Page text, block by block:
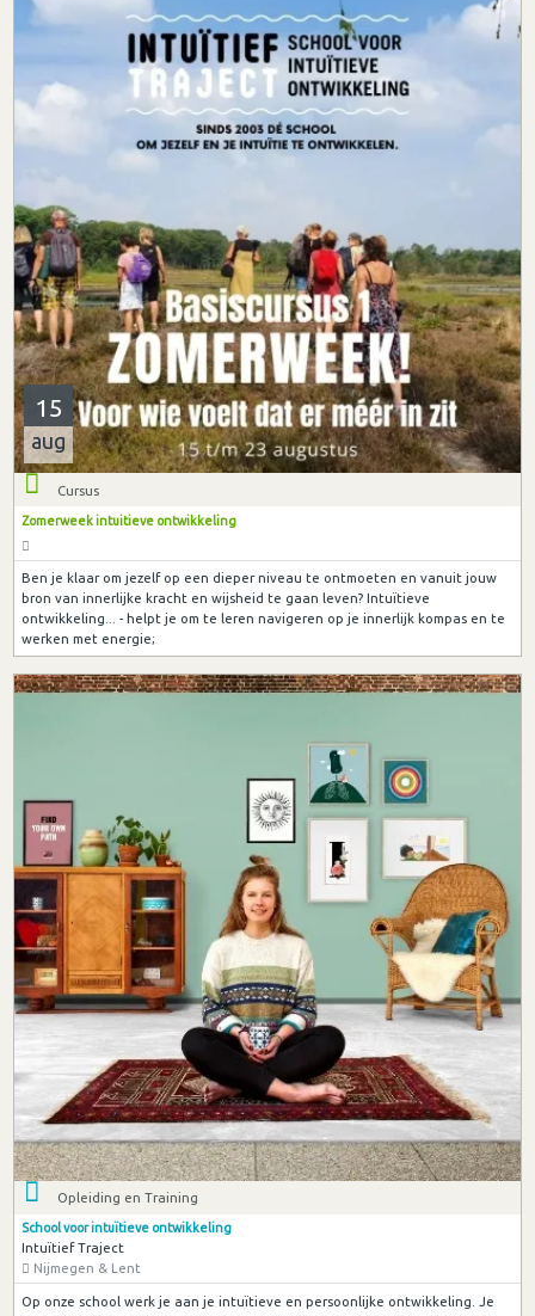
15
aug
Cursus
Zomerweek intuitieve ontwikkeling
Ben je klaar om jezelf op een dieper niveau te ontmoeten en vanuit jouw
bron van innerlijke kracht en wijsheid te gaan leven? Intuïtieve
ontwikkeling... - helpt je om te leren navigeren op je innerlijk kompas en te
werken met energie;
Opleiding en Training
School voor intuïtieve ontwikkeling
Intuïtief Traject
Nijmegen & Lent
Op onze school werk je aan je intuïtieve en persoonlijke ontwikkeling. Je